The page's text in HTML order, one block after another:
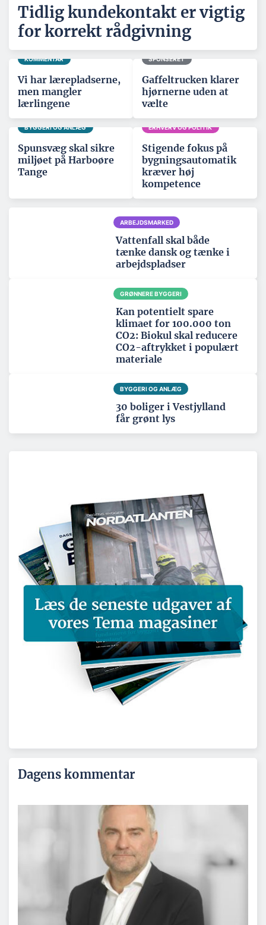
Tidlig kundekontakt er vigtig
for korrekt rådgivning
KOMMENTAR
Vi har lærepladserne,
men mangler
lærlingene
SPONSERET
Gaffeltrucken klarer
hjørnerne uden at
vælte
BYGGERI OG ANLÆG
Spunsvæg skal sikre
miljøet på Harboøre
Tange
ERHVERV OG POLITIK
Stigende fokus på
bygningsautomatik
kræver høj
kompetence
ARBEJDSMARKED
Vattenfall skal både
tænke dansk og tænke i
arbejdspladser
GRØNNERE BYGGERI
Kan potentielt spare
klimaet for 100.000 ton
CO2: Biokul skal reducere
CO2-aftrykket i populært
materiale
BYGGERI OG ANLÆG
30 boliger i Vestjylland
får grønt lys
Dagens kommentar